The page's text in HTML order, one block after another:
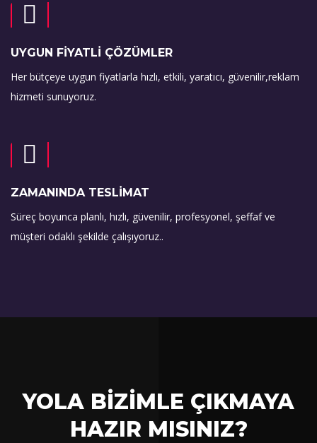
UYGUN FİYATLİ ÇÖZÜMLER
Her bütçeye uygun fiyatlarla hızlı, etkili, yaratıcı, güvenilir,reklam
hizmeti sunuyoruz.
ZAMANINDA TESLİMAT
Süreç boyunca planlı, hızlı, güvenilir, profesyonel, şeffaf ve
müşteri odaklı şekilde çalışıyoruz..
YOLA BİZİMLE ÇIKMAYA
HAZIR MISINIZ?